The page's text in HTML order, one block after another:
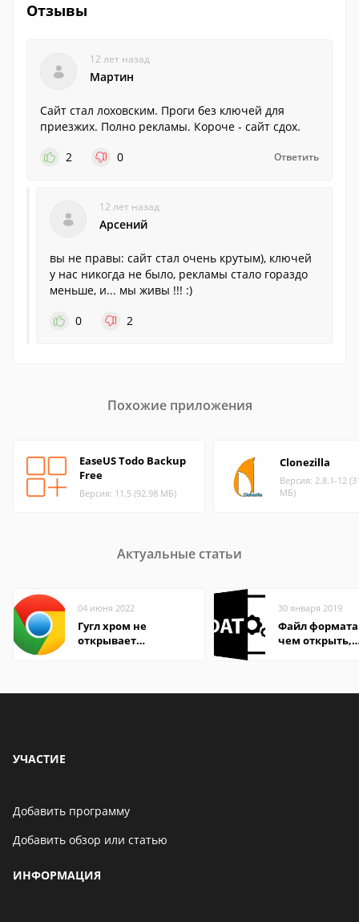
Отзывы
12 лет назад
Мартин
Сайт стал лоховским. Проги без ключей для
приезжих. Полно рекламы. Короче - сайт сдох.
2
0 Ответить
12 лет назад
Арсений
вы не правы: сайт стал очень крутым), ключей
у нас никогда не было, рекламы стало гораздо
меньше, и... мы живы !!! :)
0
2
Похожие приложения
EaseUS Todo Backup
Free
Версия: 11.5 (92.98 МБ)
Clonezilla
Версия: 2.8.1-12
МБ)
Актуальные статьи
04 июня 2022
Гугл хром не
открывает
30 января 2019
Файл формата
чем открыть,
УЧАСТИЕ
Добавить программу
Добавить обзор или статью
ИНФОРМАЦИЯ